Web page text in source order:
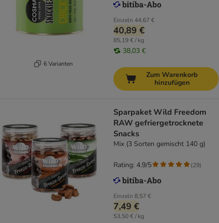
6 Varianten
Einzeln 44,67 €
40,89 €
85,19 € / kg
38,03 €
Zum Warenkorb
hinzufügen
Sparpaket Wild Freedom
RAW gefriergetrocknete
Snacks
Mix (3 Sorten gemischt 140 g)
Einzeln 8,57 €
7,49 €
53,50 € / kg
Rating: 4.9/5 (29)